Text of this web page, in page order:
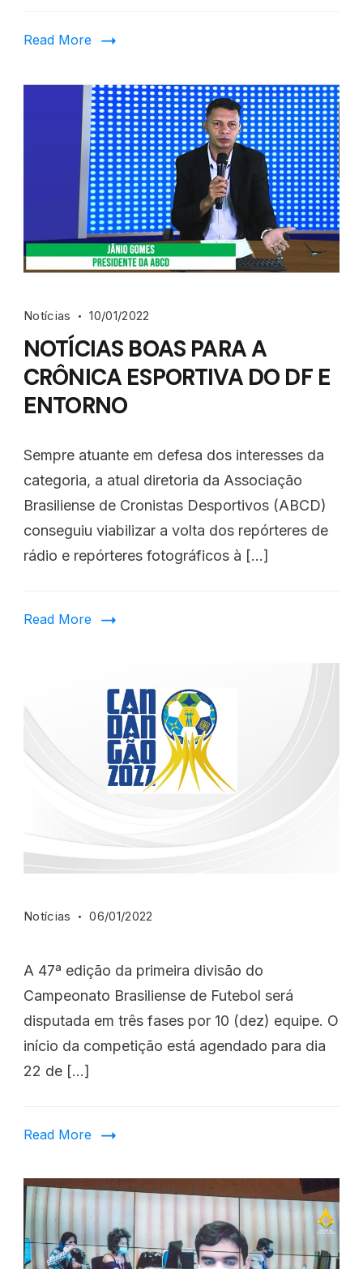
Read More
Notícias 10/01/2022
NOTÍCIAS BOAS PARA A
CRÔNICA ESPORTIVA DO DF E
ENTORNO
Sempre atuante em defesa dos interesses da
categoria, a atual diretoria da Associação
Brasiliense de Cronistas Desportivos (ABCD)
conseguiu viabilizar a volta dos repórteres de
rádio e repórteres fotográficos à […]
Read More
Notícias 06/01/2022
A 47ª edição da primeira divisão do
Campeonato Brasiliense de Futebol será
disputada em três fases por 10 (dez) equipe. O
início da competição está agendado para dia
22 de […]
Read More